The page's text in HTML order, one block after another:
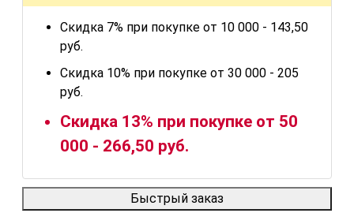
Скидка 7% при покупке от 10 000 - 143,50
руб.
Скидка 10% при покупке от 30 000 - 205
руб.
Скидка 13% при покупке от 50
000 - 266,50 руб.
Быстрый заказ